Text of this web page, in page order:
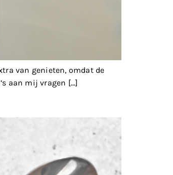
van genieten, omdat de
aan mij vragen […]